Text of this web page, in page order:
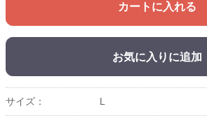
カートに入れる
お気に入りに追加
サイズ： L